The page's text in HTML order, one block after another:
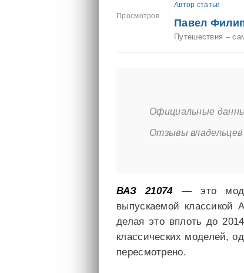
Просмотров
Автор статьи
Павел
Путешествия –
Официальные
Отзывы владельцев
ВАЗ 21074 — это
выпускаемой классикой
делая это вплоть до
классических моделей,
пересмотрено.